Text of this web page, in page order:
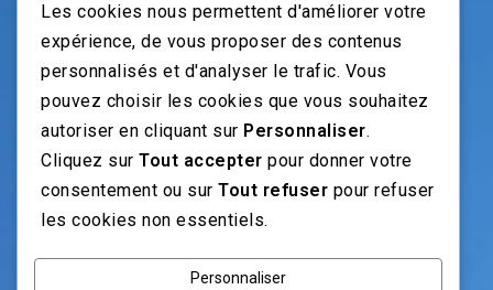
Vendeur véhicules occasion
NOS GUIDES
Recrutement moto: Le guide pour recruteurs
Les cookies nous permettent d'améliorer votre
expérience, de vous proposer des contenus
personnalisés et d'analyser le trafic. Vous
pouvez choisir les cookies que vous souhaitez
autoriser en cliquant sur Personnaliser.
Cliquez sur Tout accepter pour donner votre
consentement ou sur Tout refuser pour refuser
les cookies non essentiels.
Personnaliser